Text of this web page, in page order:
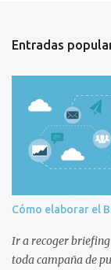
n
o
e
a
r
Entradas
Cómo elaborar el
Ir a recoger
toda campaña de